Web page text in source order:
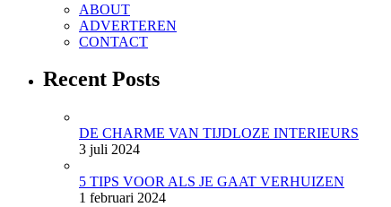
ABOUT
ADVERTEREN
CONTACT
Recent Posts
DE CHARME VAN TIJDLOZE INTERIEURS
3 juli 2024
5 TIPS VOOR ALS JE GAAT VERHUIZEN
1 februari 2024